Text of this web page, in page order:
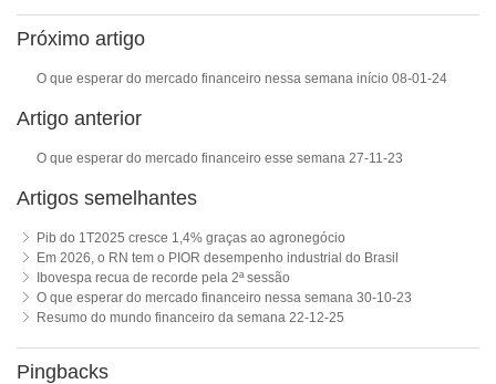
Próximo artigo
O que esperar do mercado financeiro nessa semana início 08-01-24
Artigo anterior
O que esperar do mercado financeiro esse semana 27-11-23
Artigos semelhantes
Pib do 1T2025 cresce 1,4% graças ao agronegócio
Em 2026, o RN tem o PIOR desempenho industrial do Brasil
Ibovespa recua de recorde pela 2ª sessão
O que esperar do mercado financeiro nessa semana 30-10-23
Resumo do mundo financeiro da semana 22-12-25
Pingbacks